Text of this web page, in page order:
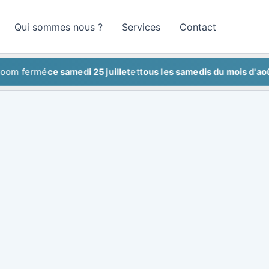
Qui sommes nous ? Services Contact
ce samedi 25 juilletettous les samedis du mois d'août